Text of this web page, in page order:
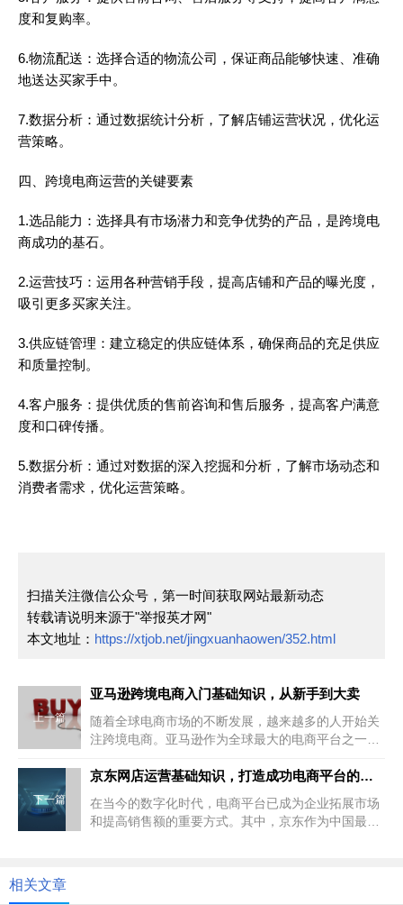
度和复购率。
6.物流配送：选择合适的物流公司，保证商品能够快速、准确
地送达买家手中。
7.数据分析：通过数据统计分析，了解店铺运营状况，优化运
营策略。
四、跨境电商运营的关键要素
1.选品能力：选择具有市场潜力和竞争优势的产品，是跨境电
商成功的基石。
2.运营技巧：运用各种营销手段，提高店铺和产品的曝光度，
吸引更多买家关注。
3.供应链管理：建立稳定的供应链体系，确保商品的充足供应
和质量控制。
4.客户服务：提供优质的售前咨询和售后服务，提高客户满意
度和口碑传播。
5.数据分析：通过对数据的深入挖掘和分析，了解市场动态和
消费者需求，优化运营策略。
扫描关注微信公众号，第一时间获取网站最新动态
转载请说明来源于"举报英才网"
本文地址： https://xtjob.net/jingxuanhaowen/352.html
上一篇
亚马逊跨境电商入门基础知识，从新手到大卖
随着全球电商市场的不断发展，越来越多的人开始关
注跨境电商。亚马逊作为全球最大的电商平台之一，
下一篇
京东网店运营基础知识，打造成功电商平台的关键要素
在当今的数字化时代，电商平台已成为企业拓展市场
和提高销售额的重要方式。其中，京东作为中国最大
相关文章